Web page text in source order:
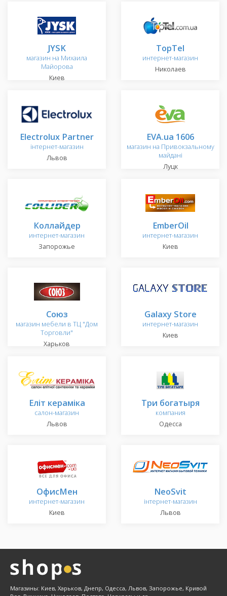
JYSK
магазин на Михаила
Майорова
Киев
TopTel
интернет-магазин
Николаев
Electrolux Partner
інтернет-магазин
Львов
EVA.ua 1606
магазин на Привокзальному
майдані
Луцк
Коллайдер
интернет-магазин
Запорожье
EmberOil
интернет-магазин
Киев
Союз
магазин мебели в ТЦ "Дом
Торговли"
Харьков
Galaxy Store
интернет-магазин
Киев
Еліт кераміка
салон-магазин
Львов
Три богатыря
компания
Одесса
ОфисМен
интернет-магазин
Киев
NeoSvit
інтернет-магазин
Львов
Магазины: Киев, Харьков, Днепр, Одесса, Львов, Запорожье, Кривой